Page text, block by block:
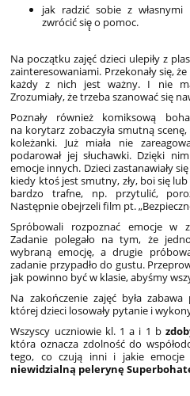
jak radzić sobie z wł
zwrócić się̨ o pomoc.
Na początku zajęć dzieci ulepiły z
zainteresowaniami. Przekonały się,
każdy z nich jest ważny. I nie
Zrozumiały, że trzeba szanować się
Poznały również komiksową
na korytarz zobaczyła smutną
koleżanki. Już miała nie
podarował jej słuchawki. Dzięki
emocje innych. Dzieci zastanawiały
kiedy ktoś jest smutny, zły, boi się
bardzo trafne, np. przytulić,
Następnie obejrzeli film pt.
Spróbowali rozpoznać emocje w
Zadanie polegało na tym, że
wybraną emocję, a drugie
zadanie przypadło do gustu.
jak powinno być w klasie, abyśmy
Na zakończenie zajęć była
której dzieci losowały pytanie i
Wszyscy uczniowie kl. 1 a i 1 b
która oznacza zdolność do
tego, co czują inni i jakie emocje
niewidzialną pelerynę